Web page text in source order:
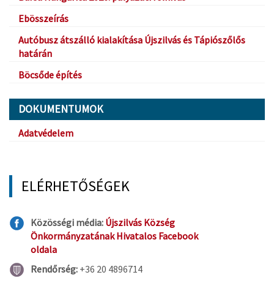
Ebösszeírás
Autóbusz átszálló kialakítása Újszilvás és Tápiószőlős
határán
Böcsőde építés
DOKUMENTUMOK
Adatvédelem
ELÉRHETŐSÉGEK
Közösségi média: Újszilvás Község
Önkormányzatának Hivatalos Facebook
oldala
Rendőrség: +36 20 4896714